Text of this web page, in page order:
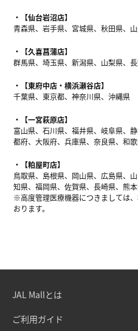
【仙台岩沼店】
青森県、岩手県、宮城県、秋田県、
【久喜菖蒲店】
群馬県、埼玉県、新潟県、山梨県、
【東府中店・横浜瀬谷店】
千葉県、東京都、神奈川県、沖縄県
【一宮萩原店】
富山県、石川県、福井県、岐阜県、
都府、大阪府、兵庫県、奈良県、和
【粕屋町店】
鳥取県、島根県、岡山県、広島県、
知県、福岡県、佐賀県、長崎県、熊
※高度管理医療機器につきましては
おります。
JAL Mallとは
ご利用ガイド